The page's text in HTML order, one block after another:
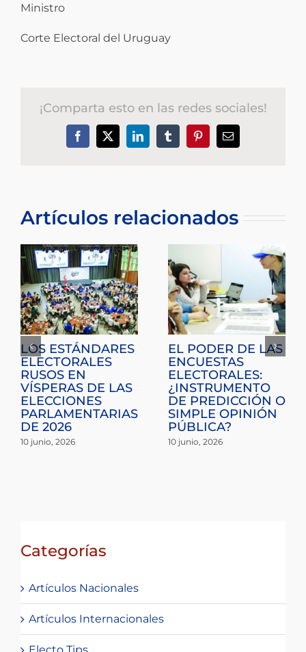
Ministro
Corte Electoral del Uruguay
¡Comparta esto en las redes sociales!
Facebook
X LinkedInTumblrPinterestCorreo
electrónico
Artículos relacionados
Decisiones
judiciales vs.
decisiones
políticas: Primera
solicitud de
levantamiento de
inmunidad
presidencial por
La confianza como
retribución social:
Hacia una justicia
electoral humana
a través de los
Mecanismos
Alternativos de
Solución de
Categorías